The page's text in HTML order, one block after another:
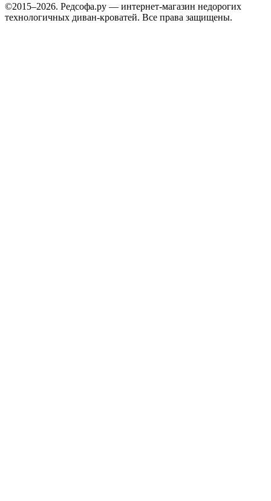
©2015–2026. Редсофа.ру — интернет-магазин недорогих
технологичных диван-кроватей. Все права защищены.